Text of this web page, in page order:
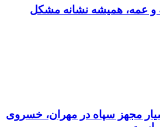
و عمه، همیشه نشانه مشکل
مجهز سپاه در مهران، خسروی